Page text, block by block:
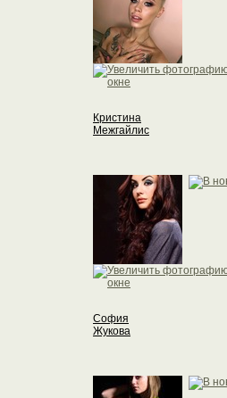
Кристина
Межгайлис
София
Жукова